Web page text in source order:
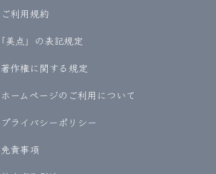
ご利用規約
｢美点」の表記規定
著作権に関する規定
ホームページのご利用について
プライバシーポリシー
免責事項